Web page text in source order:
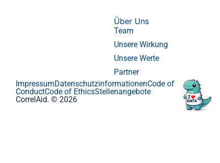
Über Uns
Team
Unsere Wirkung
Unsere Werte
Partner
CorrelAid. © 2026
ImpressumDatenschutzinformationenCode of
ConductCode of EthicsStellenangebote